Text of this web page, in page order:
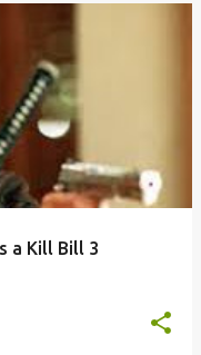
a Kill Bill 3